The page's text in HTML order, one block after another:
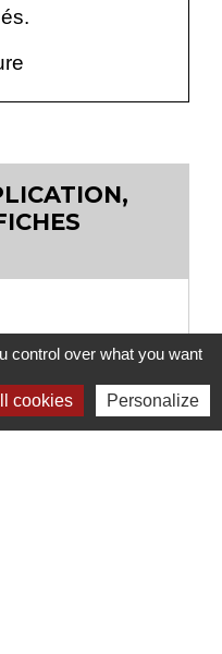
(e-commerce) :
sur cette page
control over what you want
cookies Personalize